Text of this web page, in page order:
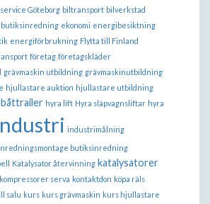
Göteborg biltransport bilverkstad
butiksinredning ekonomi energibesiktning
energiförbrukning Flytta till Finland
företag företagskläder
grävmaskin utbildning grävmaskinutbildning
hjullastare auktion hjullastare utbildning
hyra lift Hyra släpvagnsliftar hyra
industrimålning
butiksinredning
Katalysator återvinning katalysatorer
kompressorer serva kontaktdon köpa räls
salu kurs kurs grävmaskin kurs hjullastare